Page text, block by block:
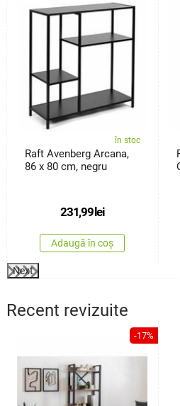
în stoc
Raft Avenberg Arcana,
86 x 80 cm, negru
231,99 lei
Adaugă în coș
Next
Recent revizuite
-17%